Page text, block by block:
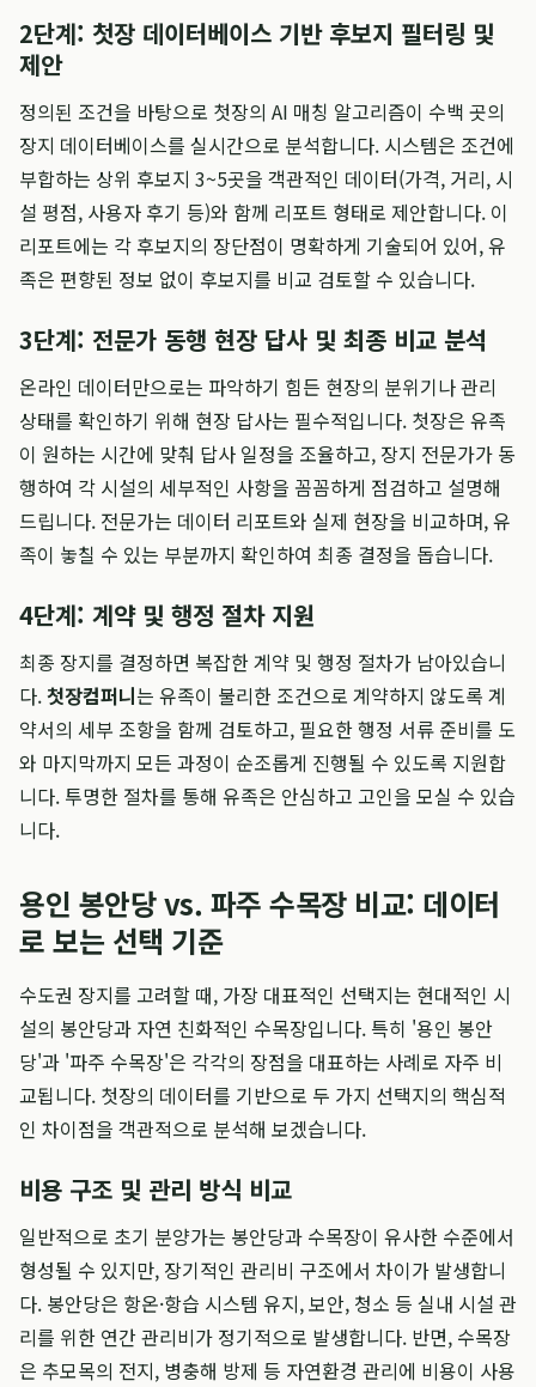
2단계: 첫장 데이터베이스 기반 후보지 필터링 및
제안
정의된 조건을 바탕으로 첫장의 AI 매칭 알고리즘이 수백 곳의
장지 데이터베이스를 실시간으로 분석합니다. 시스템은 조건에
부합하는 상위 후보지 3~5곳을 객관적인 데이터(가격, 거리, 시
설 평점, 사용자 후기 등)와 함께 리포트 형태로 제안합니다. 이
리포트에는 각 후보지의 장단점이 명확하게 기술되어 있어, 유
족은 편향된 정보 없이 후보지를 비교 검토할 수 있습니다.
3단계: 전문가 동행 현장 답사 및 최종 비교 분석
온라인 데이터만으로는 파악하기 힘든 현장의 분위기나 관리
상태를 확인하기 위해 현장 답사는 필수적입니다. 첫장은 유족
이 원하는 시간에 맞춰 답사 일정을 조율하고, 장지 전문가가 동
행하여 각 시설의 세부적인 사항을 꼼꼼하게 점검하고 설명해
드립니다. 전문가는 데이터 리포트와 실제 현장을 비교하며, 유
족이 놓칠 수 있는 부분까지 확인하여 최종 결정을 돕습니다.
4단계: 계약 및 행정 절차 지원
최종 장지를 결정하면 복잡한 계약 및 행정 절차가 남아있습니
다.첫장컴퍼니는 유족이 불리한 조건으로 계약하지 않도록 계
약서의 세부 조항을 함께 검토하고, 필요한 행정 서류 준비를 도
와 마지막까지 모든 과정이 순조롭게 진행될 수 있도록 지원합
니다. 투명한 절차를 통해 유족은 안심하고 고인을 모실 수 있습
니다.
용인 봉안당 vs. 파주 수목장 비교: 데이터
로 보는 선택 기준
수도권 장지를 고려할 때, 가장 대표적인 선택지는 현대적인 시
설의 봉안당과 자연 친화적인 수목장입니다. 특히 '용인 봉안
당'과 '파주 수목장'은 각각의 장점을 대표하는 사례로 자주 비
교됩니다. 첫장의 데이터를 기반으로 두 가지 선택지의 핵심적
인 차이점을 객관적으로 분석해 보겠습니다.
비용 구조 및 관리 방식 비교
일반적으로 초기 분양가는 봉안당과 수목장이 유사한 수준에서
형성될 수 있지만, 장기적인 관리비 구조에서 차이가 발생합니
다. 봉안당은 항온·항습 시스템 유지, 보안, 청소 등 실내 시설 관
리를 위한 연간 관리비가 정기적으로 발생합니다. 반면, 수목장
은 추모목의 전지, 병충해 방제 등 자연환경 관리에 비용이 사용